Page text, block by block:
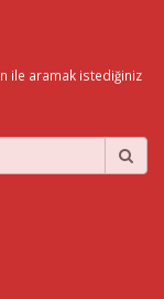
ile aramak istediğiniz